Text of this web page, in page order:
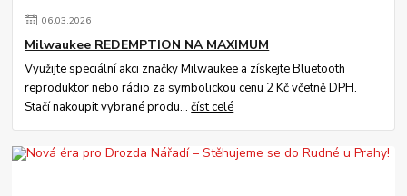
06.03.2026
Milwaukee REDEMPTION NA MAXIMUM
Využijte speciální akci značky Milwaukee a získejte Bluetooth
reproduktor nebo rádio za symbolickou cenu 2 Kč včetně DPH.
Stačí nakoupit vybrané produ...číst celé